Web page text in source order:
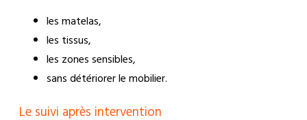
les matelas,
les tissus,
les zones sensibles,
sans détériorer le mobilier.
Le suivi après intervention